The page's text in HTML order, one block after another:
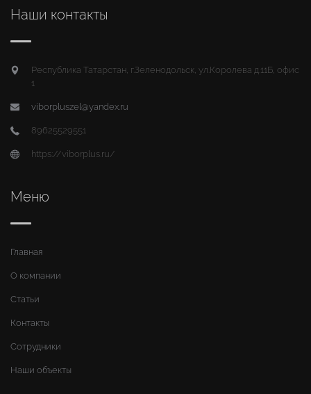
Наши контакты
Республика Татарстан, г.Зеленодольск, ул.Королева д.11Б, офис
1
viborpluszel@yandex.ru
89625529551
https://viborplus.ru/
Меню
Главная
О компании
Статьи
Контакты
Сотрудники
Наши объекты